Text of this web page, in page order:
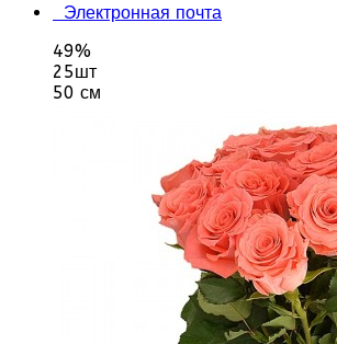
Электронная почта
49%
25шт
50 см